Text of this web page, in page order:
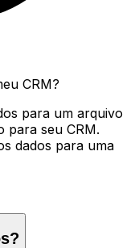
CRM?
para um arquivo
para seu CRM.
dados para uma